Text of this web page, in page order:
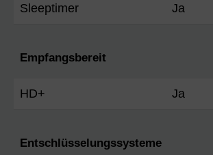
Sleeptimer Ja
Empfangsbereit
HD+ Ja
Entschlüsselungssysteme